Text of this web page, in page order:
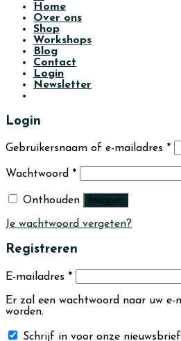
Home
Over ons
Shop
Workshops
Blog
Contact
Login
Newsletter
Login
Gebruikersnaam of e-mailadres *
Wachtwoord *
Onthouden Inloggen
Je wachtwoord vergeten?
Registreren
E-mailadres *
Er zal een wachtwoord naar uw e-
worden.
Schrijf in voor onze nieuwsbrief